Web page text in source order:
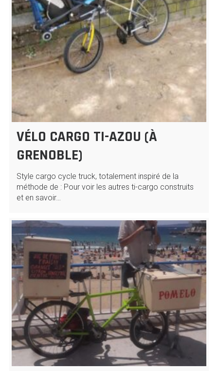
VÉLO CARGO TI-AZOU (À
GRENOBLE)
Style cargo cycle truck, totalement inspiré de la
méthode de : Pour voir les autres ti-cargo construits
et en savoir…